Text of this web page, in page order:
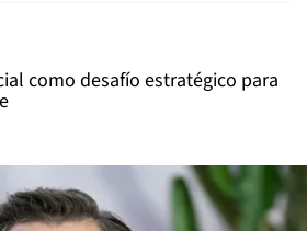
como desafío estratégico para